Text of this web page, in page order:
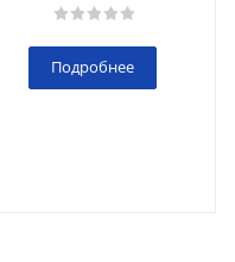
Подробнее